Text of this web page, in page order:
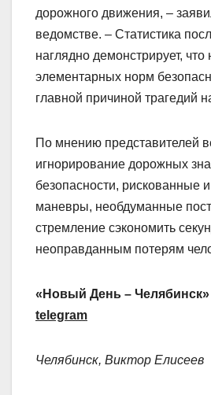
дорожного движения, –
ведомстве. – Статистика
наглядно демонстрирует,
элементарных норм
главной причиной трагедий
По мнению представителей
игнорирование дорожных
безопасности, рискованные
маневры, необдуманные
стремление сэкономить
неоправданным потерям
«Новый День – Челябинск»
telegram
Челябинск, Виктор Елисеев